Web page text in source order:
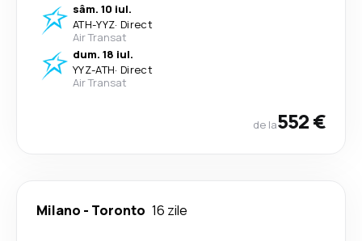
sâm. 10 iul.
ATH-YYZ· Direct
Air Transat
dum. 18 iul.
YYZ-ATH· Direct
Air Transat
de la552 €
Milano - Toronto 16 zile